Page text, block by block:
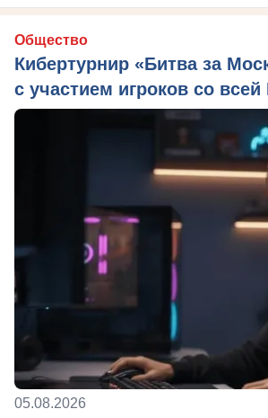
Общество
Кибертурнир «Битва за
с участием игроков со всей
05.08.2026